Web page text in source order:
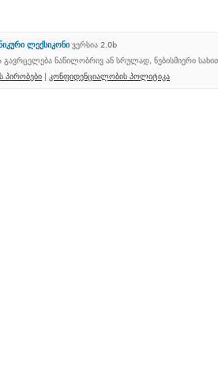
ლექსიკონი ვერსია 2.0b
გავრცელება ნაწილობრივ ან სრულად, ნებისმიერი
პირობები | კონფიდენციალობის პოლიტიკა